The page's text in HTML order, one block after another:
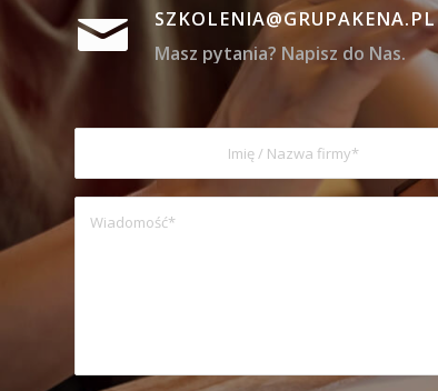
SZKOLENIA@GRUPAKENA.PL
Masz pytania? Napisz do Nas.